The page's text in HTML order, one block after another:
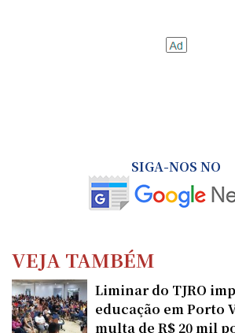
SIGA-NOS NO
VEJA TAMBÉM
Liminar do TJRO
educação em Porto
multa de R$ 20 mil